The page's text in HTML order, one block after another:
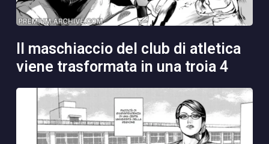
viene trasformata in una troia 4